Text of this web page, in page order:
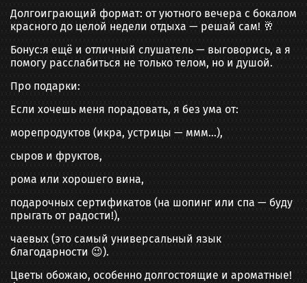
Долгоиграющий формат: от уютного вечера с бокалом
красного до целой недели отдыха — решай сам! 🥂
Бонус:я ещё и отличный слушатель — выговорись, а я
помогу расслабиться не только телом, но и душой.
Про подарки:
Если хочешь меня порадовать, я без ума от:
морепродуктов (икра, устрицы — ммм…),
сыров и фруктов,
рома или хорошего вина,
подарочных сертификатов (на шопинг или спа — буду
прыгать от радости!),
чаевых (это самый универсальный язык
благодарности 😉).
Цветы обожаю, особенно долгостоящие и ароматные!